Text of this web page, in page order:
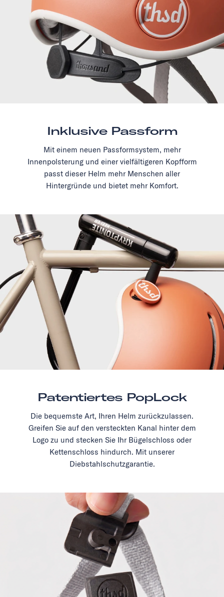
Inklusive Passform
Mit einem neuen Passformsystem, mehr
Innenpolsterung und einer vielfältigeren Kopfform
passt dieser Helm mehr Menschen aller
Hintergründe und bietet mehr Komfort.
Patentiertes PopLock
Die bequemste Art, Ihren Helm zurückzulassen.
Greifen Sie auf den versteckten Kanal hinter dem
Logo zu und stecken Sie Ihr Bügelschloss oder
Kettenschloss hindurch. Mit unserer
Diebstahlschutzgarantie.